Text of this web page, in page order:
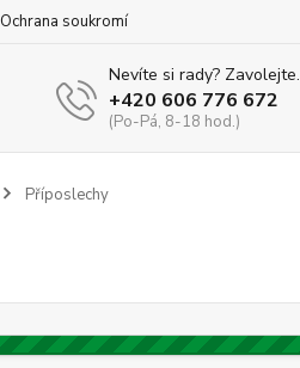
Ochrana soukromí
Nevíte si rady? Zavolejte.
+420 606 776 672
(Po-Pá, 8-18 hod.)
Příposlechy